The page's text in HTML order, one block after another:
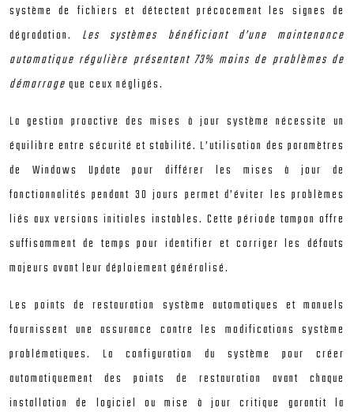
système de fichiers et détectent précocement les signes de
dégradation. Les systèmes bénéficiant d’une maintenance
automatique régulière présentent 73% moins de problèmes de
démarrage que ceux négligés.
La gestion proactive des mises à jour système nécessite un
équilibre entre sécurité et stabilité. L’utilisation des paramètres
de Windows Update pour différer les mises à jour de
fonctionnalités pendant 30 jours permet d’éviter les problèmes
liés aux versions initiales instables. Cette période tampon offre
suffisamment de temps pour identifier et corriger les défauts
majeurs avant leur déploiement généralisé.
Les points de restauration système automatiques et manuels
fournissent une assurance contre les modifications système
problématiques. La configuration du système pour créer
automatiquement des points de restauration avant chaque
installation de logiciel ou mise à jour critique garantit la